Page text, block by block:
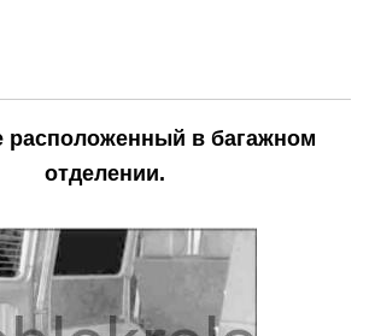
расположенный в багажном
отделении.